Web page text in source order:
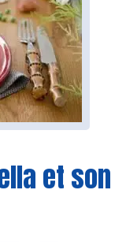
et son